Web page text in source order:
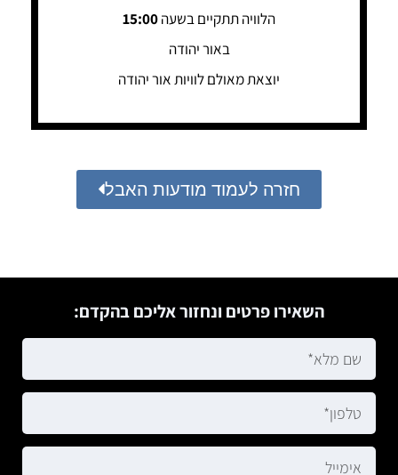
הלוויה תתקיים בשעה15:00
באור יהודה
יוצאת מאולם לוויות אור יהודה
חזרה לעמוד מודעות האבל
השאירו פרטים ונחזור אליכם בהקדם: